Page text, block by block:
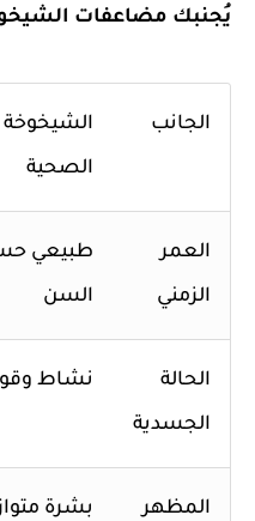
يُجنبك مضاعفات
الجانب الشيخوخة
الصحية
العمر
الزمني
طبيعي
السن
الحالة
الجسدية
نشاط
المظهر بشرة